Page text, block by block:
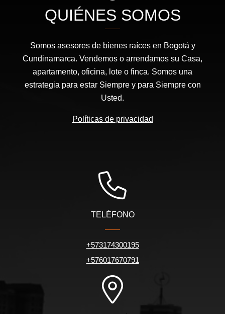
QUIÉNES SOMOS
Somos asesores de bienes raíces en Bogotá y
Cundinamarca. Vendemos o arrendamos su Casa,
apartamento, oficina, lote o finca. Somos una
estrategia para estar Siempre y para Siempre con
Usted.
Políticas de privacidad
TELÉFONO
+573174300195
+576017670791